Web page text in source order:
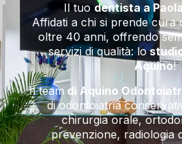
Il tuo dentista a
Affidati a chi si prende cura
oltre 40 anni, offrendo
servizi di qualità: lo
Aquino!
Il team di Aquino
di odontoiatria
chirurgia orale,
prevenzione, radiologia